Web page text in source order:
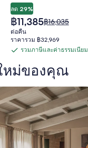
ลด 29%
ราคา
ปัจจุบัน
คือ
฿11,385
฿11,385ราคา
คือ
฿16,035
ข้อมูล
เพิ่ม
เติม
เกี่ยว
กับ
ราคา
เดิม
฿16,035
ต่อคืน
ราคารวม ฿32,969
รวม
ภาษี
ค่า
ธรรมเนียม
รวมภาษีและค่าธรรมเนียม
หม่ของคุณ
พาร์ตเมนต์